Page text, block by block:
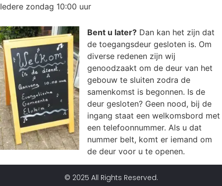
Iedere zondag 10:00 uur
Bent u later? Dan kan het zijn dat
de toegangsdeur gesloten is. Om
diverse redenen zijn wij
genoodzaakt om de deur van het
gebouw te sluiten zodra de
samenkomst is begonnen. Is de
deur gesloten? Geen nood, bij de
ingang staat een welkomsbord met
een telefoonnummer. Als u dat
nummer belt, komt er iemand om
de deur voor u te openen.
© 2025 All Rights Reserved.